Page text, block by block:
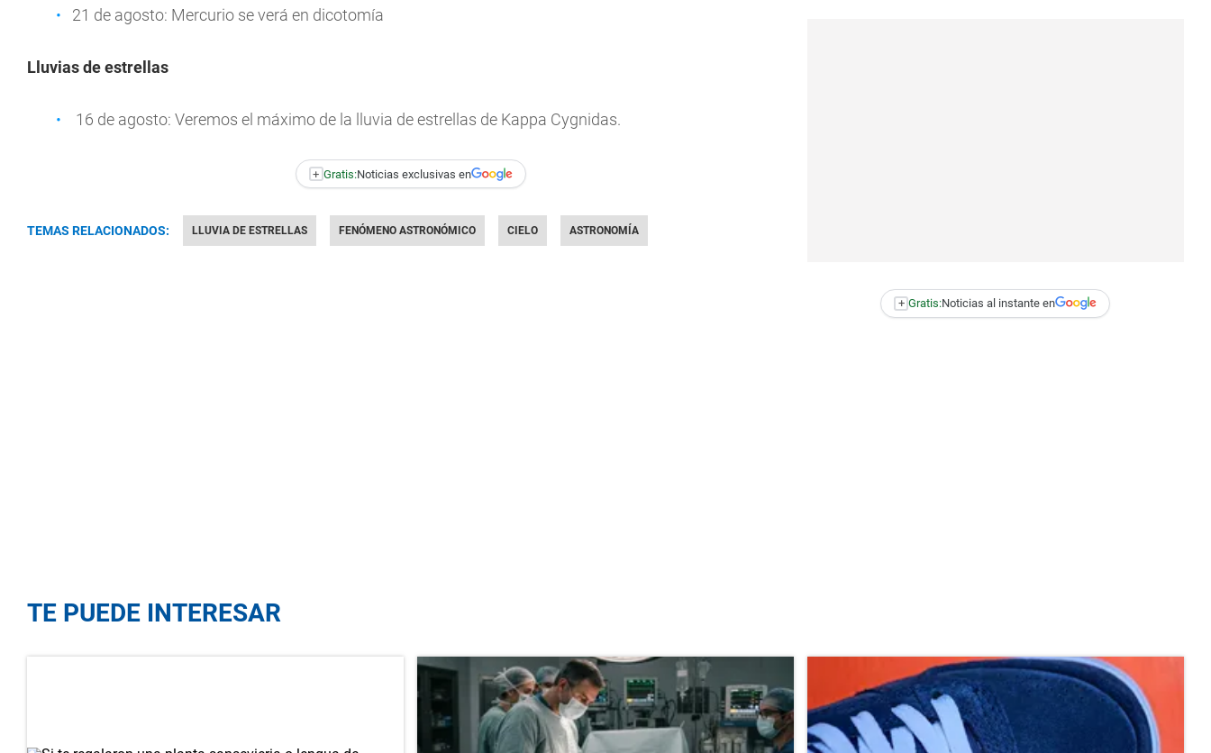
21 de agosto: Mercurio se verá en dicotomía
Lluvias de estrellas
16 de agosto: Veremos el máximo de la lluvia de estrellas de Kappa Cygnidas.
+ Gratis:Noticias exclusivas en
TEMAS RELACIONADOS: LLUVIA DE ESTRELLAS FENÓMENO ASTRONÓMICO CIELO ASTRONOMÍA
+ Gratis:Noticias al instante en
TE PUEDE INTERESAR